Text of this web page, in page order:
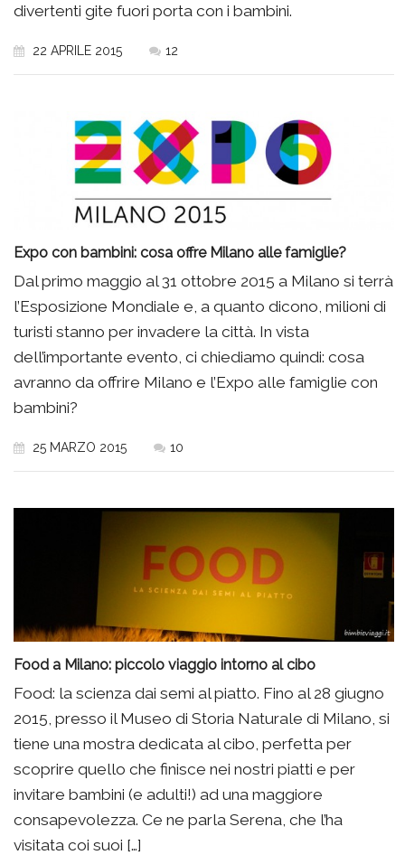
divertenti gite fuori porta con i bambini.
22 APRILE 2015 12
Expo con bambini: cosa offre Milano alle famiglie?
Dal primo maggio al 31 ottobre 2015 a Milano si terrà
l’Esposizione Mondiale e, a quanto dicono, milioni di
turisti stanno per invadere la città. In vista
dell’importante evento, ci chiediamo quindi: cosa
avranno da offrire Milano e l’Expo alle famiglie con
bambini?
25 MARZO 2015 10
Food a Milano: piccolo viaggio intorno al cibo
Food: la scienza dai semi al piatto. Fino al 28 giugno
2015, presso il Museo di Storia Naturale di Milano, si
tiene una mostra dedicata al cibo, perfetta per
scoprire quello che finisce nei nostri piatti e per
invitare bambini (e adulti!) ad una maggiore
consapevolezza. Ce ne parla Serena, che l’ha
visitata coi suoi […]